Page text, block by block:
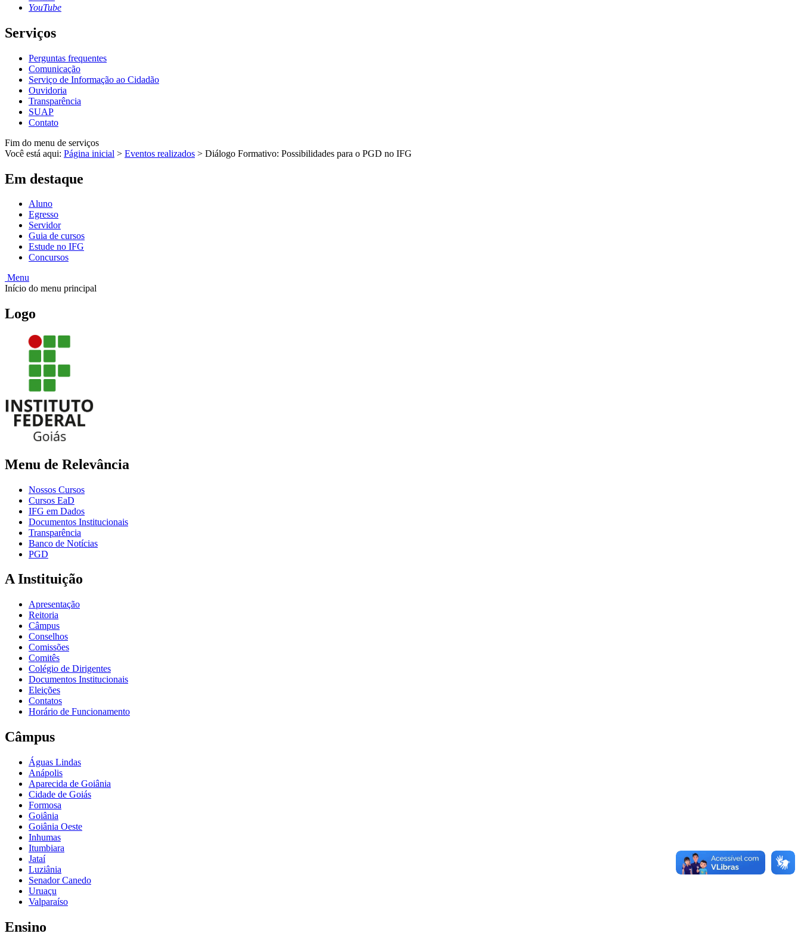
YouTube
Serviços
Perguntas frequentes
Comunicação
Serviço de Informação ao Cidadão
Ouvidoria
Transparência
SUAP
Contato
Fim do menu de serviços
Você está aqui: Página inicial > Eventos realizados > Diálogo Formativo: Possibilidades para o PGD no IFG
Em destaque
Aluno
Egresso
Servidor
Guia de cursos
Estude no IFG
Concursos
Menu
Início do menu principal
Logo
Menu de Relevância
Nossos Cursos
Cursos EaD
IFG em Dados
Documentos Institucionais
Transparência
Banco de Notícias
PGD
A Instituição
Apresentação
Reitoria
Câmpus
Conselhos
Comissões
Comitês
Colégio de Dirigentes
Documentos Institucionais
Eleições
Contatos
Horário de Funcionamento
Câmpus
Águas Lindas
Anápolis
Aparecida de Goiânia
Cidade de Goiás
Formosa
Goiânia
Goiânia Oeste
Inhumas
Itumbiara
Jataí
Luziânia
Senador Canedo
Uruaçu
Valparaíso
Ensino